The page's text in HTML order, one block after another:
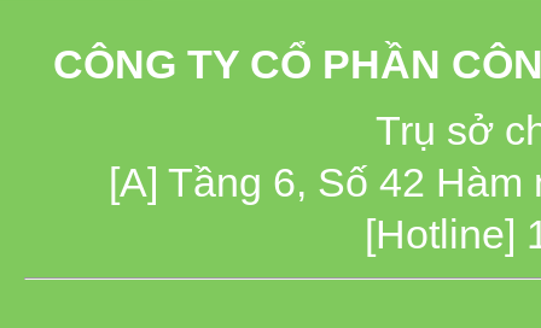
CÔNG TY CỔ PHẦN
Trụ sở
[A] Tầng 6, Số 42
[Hotline]